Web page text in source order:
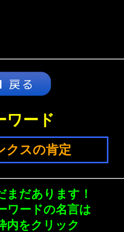
ワード
クスの肯定
まだあります！
ワードの名言は
内をクリック